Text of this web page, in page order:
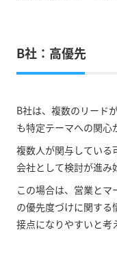
B社：高優先
B社は、複数のリード
も特定テーマへの関心
複数人が関与している
会社として検討が進み
この場合は、営業と
の優先度づけに関する
接点になりやすいと考